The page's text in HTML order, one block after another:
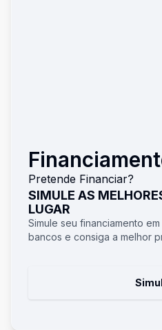
Pretende Financiar?
SIMULE AS
LUGAR
Simule seu financiamento
bancos e consiga a melhor